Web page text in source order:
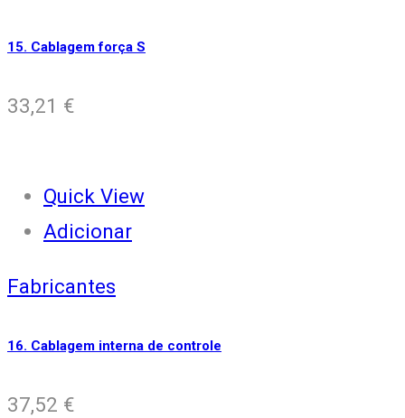
15. Cablagem força S
33,21 €
Quick View
Adicionar
Fabricantes
16. Cablagem interna de controle
37,52 €